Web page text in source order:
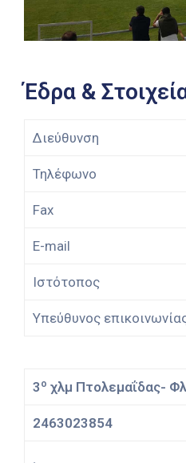
Έδρα &
Διεύθυνση
Τηλέφωνο
Fax
E-mail
Ιστότοπος
Υπεύθυνος
3ο χλμ Πτολεμαΐδας-
2463023854
.